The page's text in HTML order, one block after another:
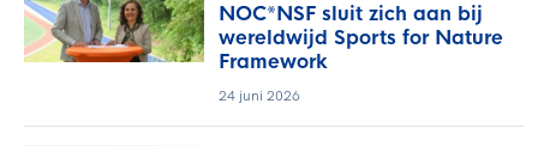
NOC*NSF sluit zich aan bij
wereldwijd Sports for Nature
Framework
24 juni 2026